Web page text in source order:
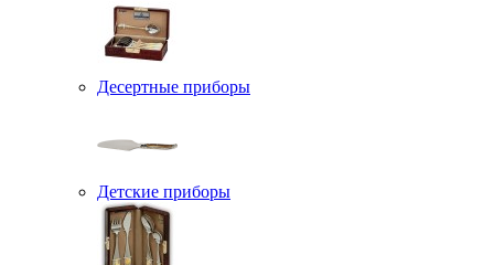
Десертные приборы
Детские приборы